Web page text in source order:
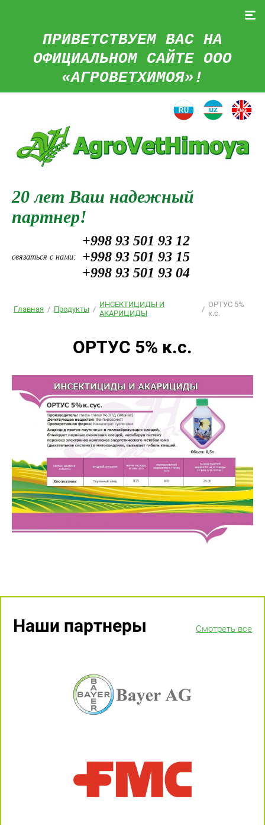
ПРИВЕТСТВУЕМ ВАС НА
ОФИЦИАЛЬНОМ САЙТЕ ООО
«АГРОВЕТХИМОЯ»!
20 лет Ваш надежный
партнер!
связаться с нами:
+998 93 501 93 12
+998 93 501 93 15
+998 93 501 93 04
Главная / Продукты / ИНСЕКТИЦИДЫ И
АКАРИЦИДЫ
/ ОРТУС 5%
к.с.
ОРТУС 5% к.с.
Наши партнеры Смотреть все